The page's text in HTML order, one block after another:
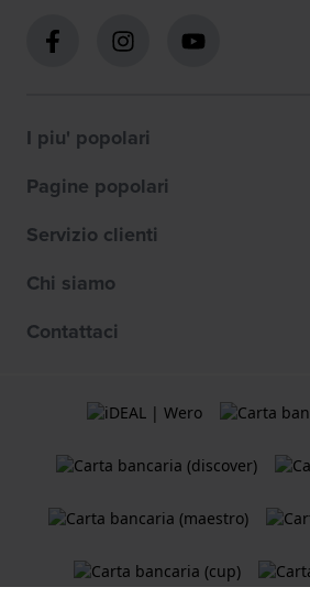
I piu' popolari
Pagine popolari
Servizio clienti
Chi siamo
Contattaci